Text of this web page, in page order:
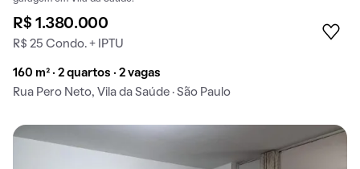
R$ 1.380.000
R$ 25 Condo. + IPTU
160 m² · 2 quartos · 2 vagas
Rua Pero Neto, Vila da Saúde · São Paulo